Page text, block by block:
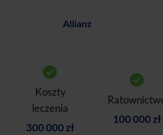
Allianz
Koszty
leczenia
300 000 zł
100 000 zł